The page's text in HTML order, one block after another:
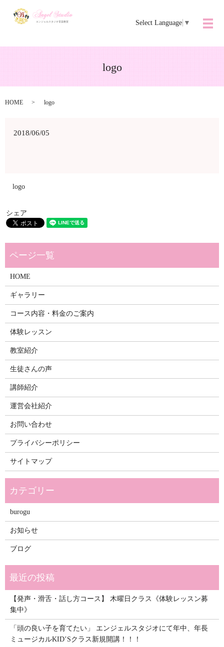
Select Language ▼
メ
logo
HOME logo
2018/06/05
logo
シェア
HOME
ギャラリー
コース内容・料金のご案内
体験レッスン
教室紹介
生徒さんの声
講師紹介
運営会社紹介
お問い合わせ
プライバシーポリシー
サイトマップ
burogu
お知らせ
ブログ
【発声・滑舌・話し方コース】 木曜日クラス《体験レッスン募
集中》
「頭の良い子を育てたい」 エンジェルスタジオにて年中、年長
ミュージカルKID’Sクラス新規開講！！！